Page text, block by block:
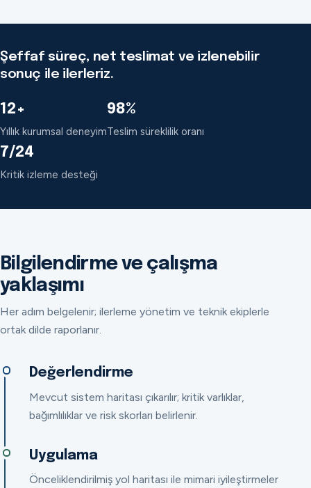
Şeffaf süreç, net teslimat ve izlenebilir
sonuç ile ilerleriz.
12+
Yıllık kurumsal deneyim
98%
Teslim süreklilik oranı
7/24
Kritik izleme desteği
Bilgilendirme ve çalışma
yaklaşımı
Her adım belgelenir; ilerleme yönetim ve teknik ekiplerle
ortak dilde raporlanır.
Değerlendirme
Mevcut sistem haritası çıkarılır; kritik varlıklar,
bağımlılıklar ve risk skorları belirlenir.
Uygulama
Önceliklendirilmiş yol haritası ile mimari iyileştirmeler